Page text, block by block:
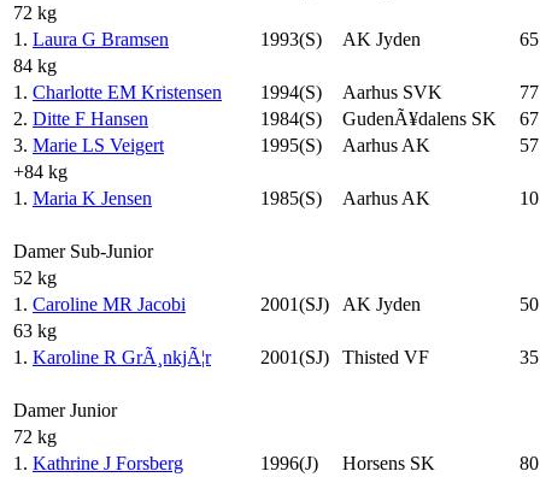
72 kg
1. Laura G Bramsen 1993(S) AK Jyden
65
84 kg
1. Charlotte EM Kristensen 1994(S) Aarhus SVK
2. Ditte F Hansen 1984(S) GudenÃ¥dalens SK
3. Marie LS Veigert 1995(S) Aarhus AK
+84 kg
1. Maria K Jensen 1985(S) Aarhus AK
Damer Sub-Junior
52 kg
1. Caroline MR Jacobi 2001(SJ) AK Jyden
50
63 kg
1. Karoline R GrÃ¸nkjÃ¦r 2001(SJ) Thisted VF 35
Damer Junior
72 kg
1. Kathrine J Forsberg 1996(J) Horsens SK
80